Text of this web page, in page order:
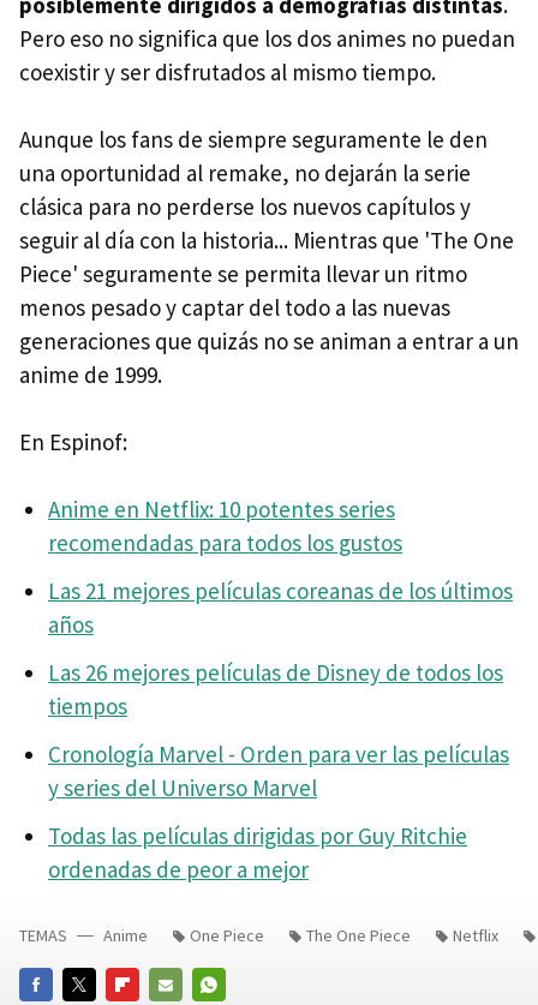
Pero eso no significa que los dos animes no puedan
coexistir y ser disfrutados al mismo tiempo.
Aunque los fans de siempre seguramente le den
una oportunidad al remake, no dejarán la serie
clásica para no perderse los nuevos capítulos y
seguir al día con la historia... Mientras que 'The One
Piece' seguramente se permita llevar un ritmo
menos pesado y captar del todo a las nuevas
generaciones que quizás no se animan a entrar a un
anime de 1999.
En Espinof:
Anime en Netflix: 10 potentes series
recomendadas para todos los gustos
Las 21 mejores películas coreanas de los últimos
años
Las 26 mejores películas de Disney de todos los
tiempos
Cronología Marvel - Orden para ver las películas
y series del Universo Marvel
Todas las películas dirigidas por Guy Ritchie
ordenadas de peor a mejor
TEMAS Anime One Piece The One Piece Netflix